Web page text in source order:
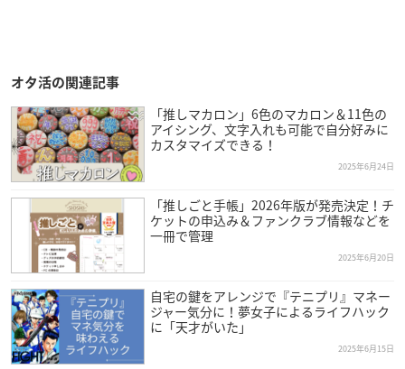
オタ活の関連記事
「推しマカロン」6色のマカロン＆11色の
アイシング、文字入れも可能で自分好みに
カスタマイズできる！
2025年6月24日
「推しごと手帳」2026年版が発売決定！チ
ケットの申込み＆ファンクラブ情報などを
一冊で管理
2025年6月20日
自宅の鍵をアレンジで『テニプリ』マネー
ジャー気分に！夢女子によるライフハック
に「天才がいた」
2025年6月15日